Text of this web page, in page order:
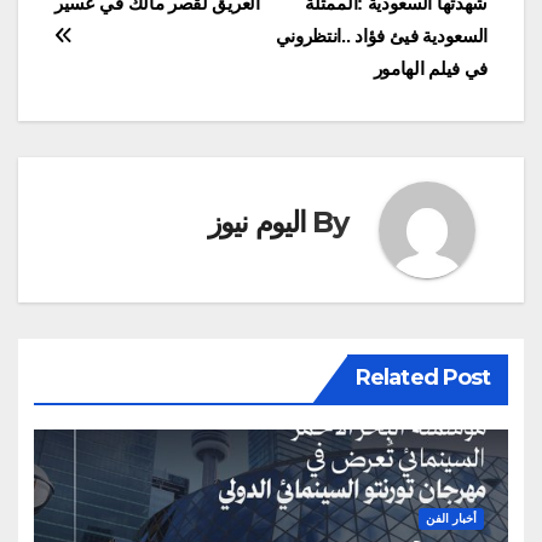
المقالات
السعودية فيئ فؤاد ..انتظروني
في فيلم الهامور
By اليوم نيوز
Related Post
أخبار الفن